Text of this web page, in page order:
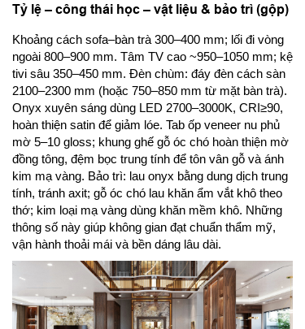
Tỷ lệ – công thái học – vật liệu & bảo trì (gộp)
Khoảng cách sofa–bàn trà 300–400 mm; lối đi vòng
ngoài 800–900 mm. Tâm TV cao ~950–1050 mm; kệ
tivi sâu 350–450 mm. Đèn chùm: đáy đèn cách sàn
2100–2300 mm (hoặc 750–850 mm từ mặt bàn trà).
Onyx xuyên sáng dùng LED 2700–3000K, CRI≥90,
hoàn thiện satin để giảm lóe. Tab ốp veneer nu phủ
mờ 5–10 gloss; khung ghế gỗ óc chó hoàn thiện mờ
đồng tông, đệm bọc trung tính để tôn vân gỗ và ánh
kim mạ vàng. Bảo trì: lau onyx bằng dung dịch trung
tính, tránh axit; gỗ óc chó lau khăn ẩm vắt khô theo
thớ; kim loại mạ vàng dùng khăn mềm khô. Những
thông số này giúp không gian đạt chuẩn thẩm mỹ,
vận hành thoải mái và bền dáng lâu dài.